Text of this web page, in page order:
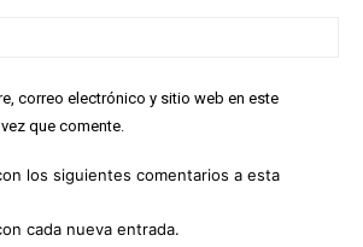
correo electrónico y sitio web en este
que comente.
los siguientes comentarios a esta
cada nueva entrada.